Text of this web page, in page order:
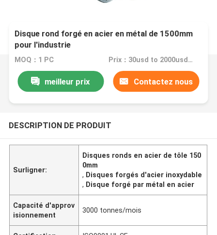
Disque rond forgé en acier en métal de 1500mm
pour l'industrie
MOQ：1 PC Prix：30usd to 2000usd per piece
meilleur prix Contactez nous
DESCRIPTION DE PRODUIT
Surligner:
Disques ronds en acier de tôle 150
0mm
, Disques forgés d'acier inoxydable
, Disque forgé par métal en acier
Capacité d'approv
isionnement
3000 tonnes/mois